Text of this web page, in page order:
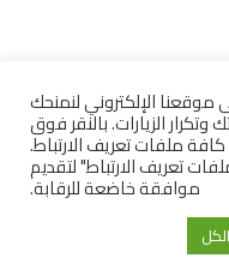
موقعنا الإلكتروني لنمنحك
وتكرار الزيارات. بالنقر فوق
ملفات تعريف الارتباط.
تعريف الارتباط" لتقديم
موافقة خاضعة للرقابة.